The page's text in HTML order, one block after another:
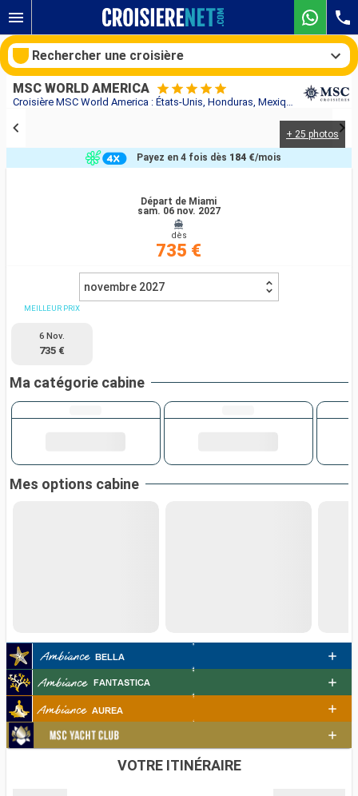
Croisière MSC World America : États-Unis, Honduras, Mexique au départ de Miami
MSC WORLD AMERICA
+ 25 photos
Départ de Miami
sam. 06 nov. 2027
dès
735 €
Payez en 4 fois dès 184 €/mois
novembre 2027
MEILLEUR PRIX
6 Nov.
735 €
Ma catégorie cabine
Mes options cabine
VOTRE ITINÉRAIRE
Rechercher une croisière
Compagnies
Rechercher